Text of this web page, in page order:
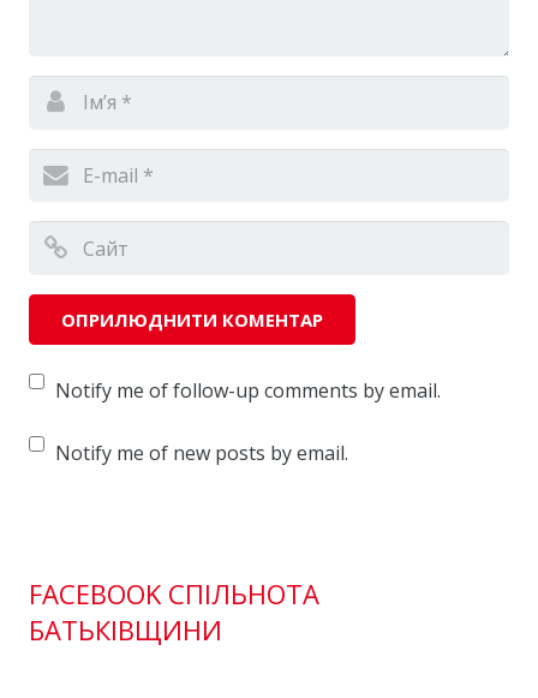
Notify me of follow-up comments by email.
Notify me of new posts by email.
FACEBOOK СПІЛЬНОТА
БАТЬКІВЩИНИ